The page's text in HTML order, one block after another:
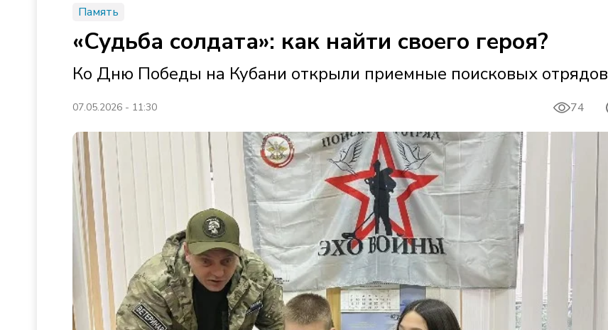
Память
«Судьба солдата»: как найти своего героя?
Ко Дню Победы на Кубани открыли приемные поисковых отрядов
07.05.2026 - 11:30 74